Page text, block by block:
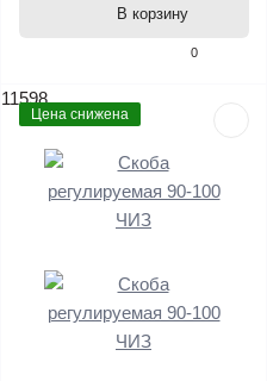
0
В корзину
11598
Цена снижена